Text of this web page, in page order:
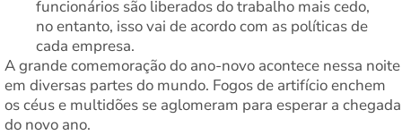
funcionários são liberados do trabalho mais cedo,
no entanto, isso vai de acordo com as políticas de
cada empresa.
A grande comemoração do ano-novo acontece nessa noite
em diversas partes do mundo. Fogos de artifício enchem
os céus e multidões se aglomeram para esperar a chegada
do novo ano.